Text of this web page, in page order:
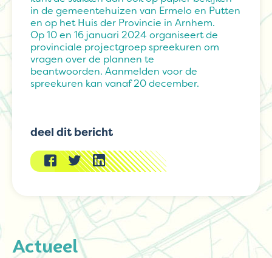
Actueel
in de gemeentehuizen van Ermelo en Putten
en op het Huis der Provincie in Arnhem.
Op 10 en 16 januari 2024 organiseert de
provinciale projectgroep spreekuren om
vragen over de plannen te
beantwoorden. Aanmelden voor de
spreekuren kan vanaf 20 december.
deel dit bericht